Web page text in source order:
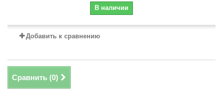
В наличии
Добавить к сравнению
Сравнить (0)